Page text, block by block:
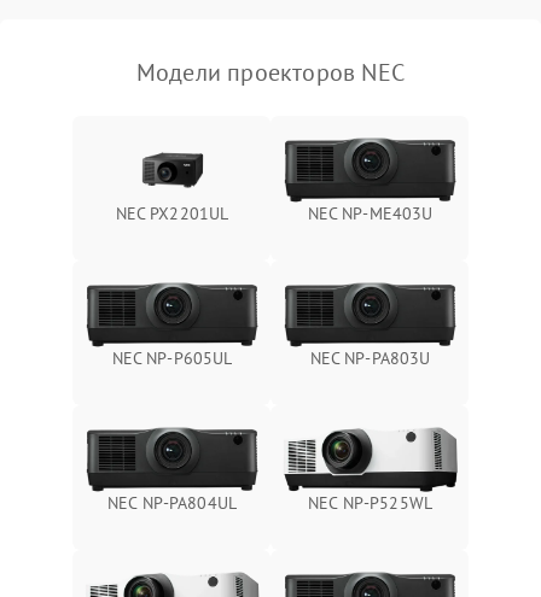
Модели проекторов NEC
NEC PX2201UL NEC NP-ME403U
NEC NP-P605UL NEC NP-PA803U
NEC NP-PA804UL NEC NP-P525WL